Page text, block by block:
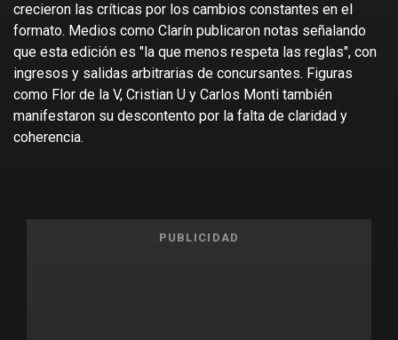
crecieron las críticas por los cambios constantes en el
formato. Medios como Clarín publicaron notas señalando
que esta edición es "la que menos respeta las reglas", con
ingresos y salidas arbitrarias de concursantes. Figuras
como Flor de la V, Cristian U y Carlos Monti también
manifestaron su descontento por la falta de claridad y
coherencia.
PUBLICIDAD